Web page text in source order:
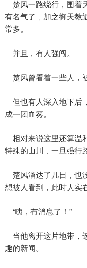
楚风一路绕行，围着
有名气了，加之御天教
常多。
并且，有人强闯。
楚风曾看着一些人，
但也有人深入地下后
成一团血雾。
相对来说这里还算温
特殊的山川，一旦强行
楚风溜达了几日，也
想被人看到，此时人实
“咦，有消息了！”
当他离开这片地带，
趣的新闻。